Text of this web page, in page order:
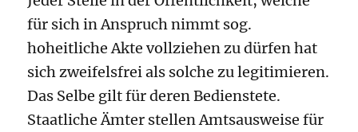
für sich in Anspruch nimmt sog.
hoheitliche Akte vollziehen zu dürfen hat
sich zweifelsfrei als solche zu legitimieren.
Das Selbe gilt für deren Bedienstete.
Staatliche Ämter stellen Amtsausweise für